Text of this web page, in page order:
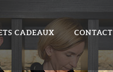
CADEAUX CONTACT